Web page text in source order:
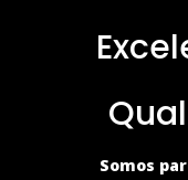
Somos